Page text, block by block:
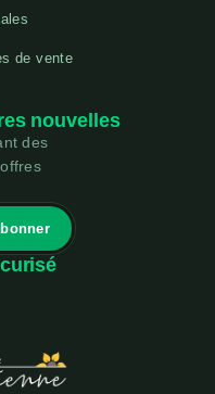
de vente
nouvelles
des